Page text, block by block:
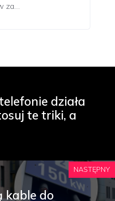
za…
działa
te triki, a
NASTĘPNY
kable do